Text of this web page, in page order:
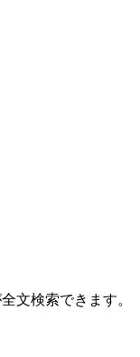
文検索できます。